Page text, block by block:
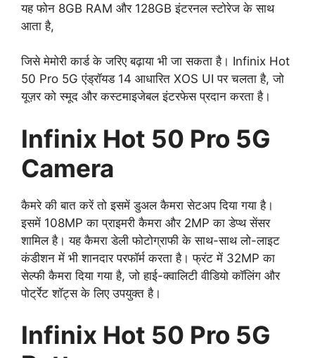
यह फोन 8GB RAM और 128GB इंटरनल स्टोरेज के साथ
आता है,
जिसे मेमोरी कार्ड के जरिए बढ़ाया भी जा सकता है। Infinix Hot
50 Pro 5G एंड्रॉयड 14 आधारित XOS UI पर चलता है, जो
यूज़र को स्मूद और कस्टमाइजेबल इंटरफेस प्रदान करता है।
Infinix Hot 50 Pro 5G
Camera
कैमरे की बात करें तो इसमें डुअल कैमरा सेटअप दिया गया है।
इसमें 108MP का प्राइमरी कैमरा और 2MP का डेप्थ सेंसर
शामिल है। यह कैमरा डेली फोटोग्राफी के साथ-साथ लो-लाइट
कंडीशन में भी शानदार परफॉर्म करता है। फ्रंट में 32MP का
सेल्फी कैमरा दिया गया है, जो हाई-क्वालिटी वीडियो कॉलिंग और
पोर्ट्रेट शॉट्स के लिए उपयुक्त है।
Infinix Hot 50 Pro 5G